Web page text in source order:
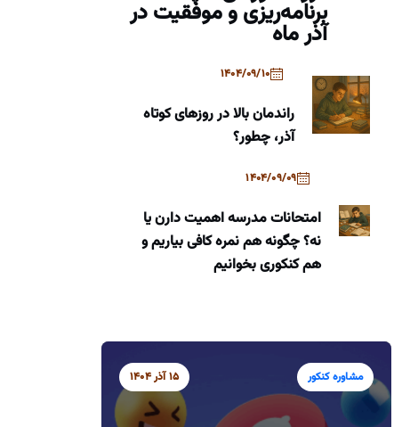
برنامه‌ریزی و موفقیت در
آذر ماه
1404/09/10
راندمان بالا در روزهای کوتاه
آذر، چطور؟
1404/09/09
امتحانات مدرسه اهمیت دارن یا
نه؟ چگونه هم نمره کافی بیاریم و
هم کنکوری بخوانیم
مشاوره کنکور 15 آذر 1404